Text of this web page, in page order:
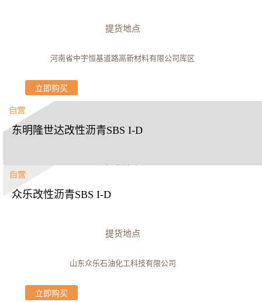
提货地点
河南省中宇恒基道路高新材料有限公司库区
立即购买
东明隆世达改性沥青SBS I-D
山东隆世达新材料科技有限公司
众乐改性沥青SBS I-D
提货地点
山东众乐石油化工科技有限公司
立即购买